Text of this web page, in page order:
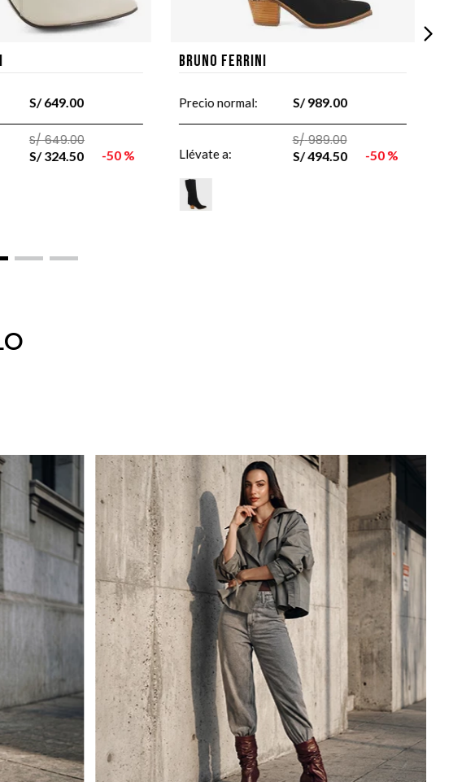
S/649. 00
S/ 649.00
S/ 324. 50 50 %
Bruno Ferrini
Precio normal: S/989. 00
Llévate a:
S/ 989.00
S/494. 50 50 %